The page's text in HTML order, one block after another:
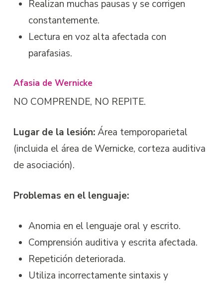
Realizan muchas pausas y se corrigen
constantemente.
Lectura en voz alta afectada con
parafasias.
Afasia de Wernicke
NO COMPRENDE, NO REPITE.
Lugar de la lesión:Área temporoparietal
(incluida el área de Wernicke, corteza auditiva
de asociación).
Problemas en el lenguaje:
Anomia en el lenguaje oral y escrito.
Comprensión auditiva y escrita afectada.
Repetición deteriorada.
Utiliza incorrectamente sintaxis y